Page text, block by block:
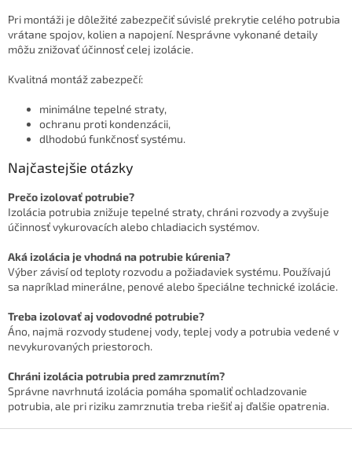
Pri montáži je dôležité zabezpečiť súvislé prekrytie celého potrubia
vrátane spojov, kolien a napojení. Nesprávne vykonané detaily
môžu znižovať účinnosť celej izolácie.
Kvalitná montáž zabezpečí:
minimálne tepelné straty,
ochranu proti kondenzácii,
dlhodobú funkčnosť systému.
Najčastejšie otázky
Prečo izolovať potrubie?
Izolácia potrubia znižuje tepelné straty, chráni rozvody a zvyšuje
účinnosť vykurovacích alebo chladiacich systémov.
Aká izolácia je vhodná na potrubie kúrenia?
Výber závisí od teploty rozvodu a požiadaviek systému. Používajú
sa napríklad minerálne, penové alebo špeciálne technické izolácie.
Treba izolovať aj vodovodné potrubie?
Áno, najmä rozvody studenej vody, teplej vody a potrubia vedené v
nevykurovaných priestoroch.
Chráni izolácia potrubia pred zamrznutím?
Správne navrhnutá izolácia pomáha spomaliť ochladzovanie
potrubia, ale pri riziku zamrznutia treba riešiť aj ďalšie opatrenia.